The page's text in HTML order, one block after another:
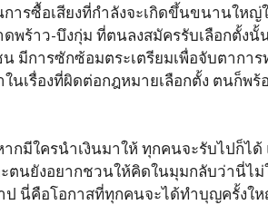
การซื้อเสียงที่กำลังจะเกิดขึ้นขนานให
พร้าว-บึงกุ่ม ที่ตนลงสมัครรับเลือกตั้ง
มีการซักซ้อมตระเตรียมเพื่อจับตาการ
เรื่องที่ผิดต่อกฎหมายเลือกตั้ง ตนก็พร้
กมีใครนำเงินมาให้ ทุกคนจะรับไปก็ไ
ตนยังอยากชวนให้คิดในมุมกลับว่านี่ไม่
นี่คือโอกาสที่ทุกคนจะได้ทำบุญครั้งใ